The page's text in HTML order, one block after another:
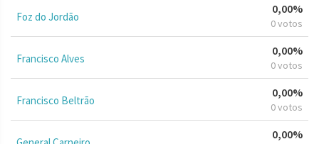
Foz do Jordão
0,00%
0 votos
Francisco Alves
0,00%
0 votos
Francisco Beltrão
0,00%
0 votos
0,00%